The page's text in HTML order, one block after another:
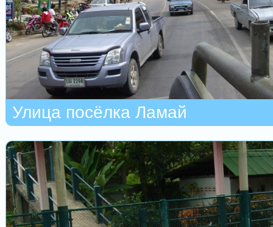
Улица посёлка Ламай